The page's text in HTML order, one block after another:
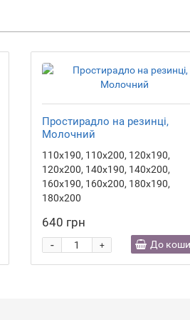
Простирадло на резинці,
Молочний
110х190, 110х200, 120х190,
120х200, 140х190, 140х200,
160х190, 160х200, 180х190,
180х200
640 грн
+
- До